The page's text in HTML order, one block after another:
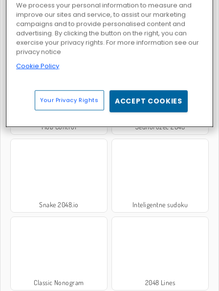
Count Master
Mob Control Jednorożec 2048
Snake 2048.io Inteligentne sudoku
Classic Nonogram 2048 Lines
We process your personal information to measure and
improve our sites and service, to assist our marketing
campaigns and to provide personalised content and
advertising. By clicking the button on the right, you can
exercise your privacy rights. For more information see our
privacy notice
Cookie Policy
Your Privacy Rights ACCEPT COOKIES